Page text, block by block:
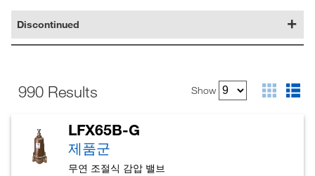
Discontinued
990 Results Show
LFX65B-G
제품군
무연 조절식 감압 밸브